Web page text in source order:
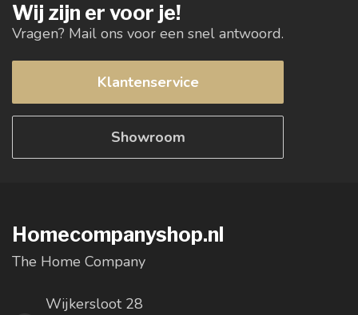
Wij zijn er voor je!
Vragen? Mail ons voor een snel antwoord.
Klantenservice
Showroom
Homecompanyshop.nl
The Home Company
Wijkersloot 28